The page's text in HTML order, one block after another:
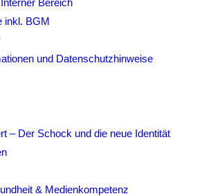
Bereich
inkl. BGM
und Datenschutzhinweise
– Der Schock und die neue Identität
& Medienkompetenz